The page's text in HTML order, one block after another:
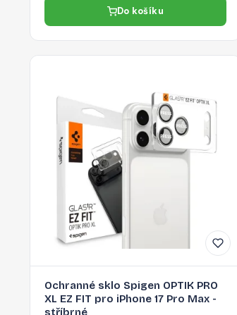
Do košíku
Ochranné sklo Spigen OPTIK PRO
XL EZ FIT pro iPhone 17 Pro Max -
stříbrné